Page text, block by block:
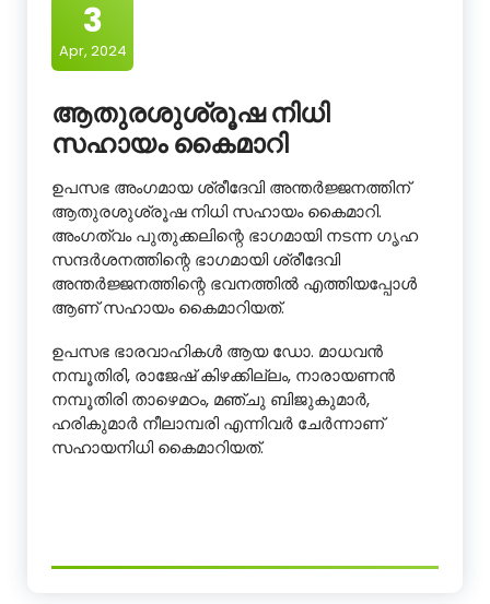
3
Apr, 2024
ആതുരശുശ്രൂഷ നിധി
സഹായം കൈമാറി
ഉപസഭ അംഗമായ ശ്രീദേവി അന്തർജ്ജനത്തിന്
ആതുരശുശ്രൂഷ നിധി സഹായം കൈമാറി.
അംഗത്വം പുതുക്കലിന്റെ ഭാഗമായി നടന്ന ഗൃഹ
സന്ദർശനത്തിന്റെ ഭാഗമായി ശ്രീദേവി
അന്തർജ്ജനത്തിന്റെ ഭവനത്തിൽ എത്തിയപ്പോൾ
ആണ് സഹായം കൈമാറിയത്.
ഉപസഭ ഭാരവാഹികൾ ആയ ഡോ. മാധവൻ
നമ്പൂതിരി, രാജേഷ് കിഴക്കില്ലം, നാരായണൻ
നമ്പൂതിരി താഴെമഠം, മഞ്ചു ബിജുകുമാർ,
ഹരികുമാർ നീലാമ്പരി എന്നിവർ ചേർന്നാണ്
സഹായനിധി കൈമാറിയത്.